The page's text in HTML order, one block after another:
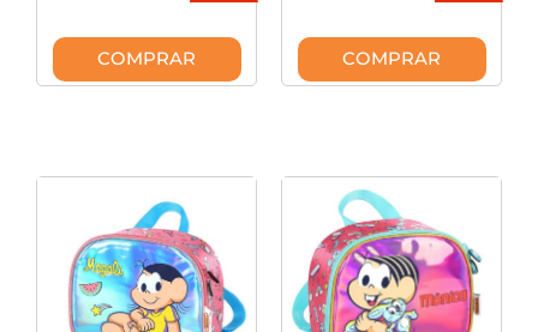
COMPRAR COMPRAR